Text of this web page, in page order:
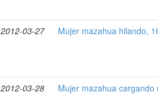
2012-03-27 Mujer mazahua hilando,
2012-03-28 Mujer mazahua